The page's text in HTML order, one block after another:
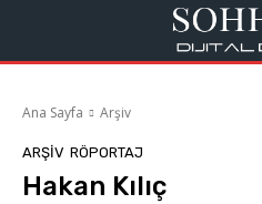
Ana Sayfa Arşiv
ARŞIV RÖPORTAJ
Hakan Kılıç